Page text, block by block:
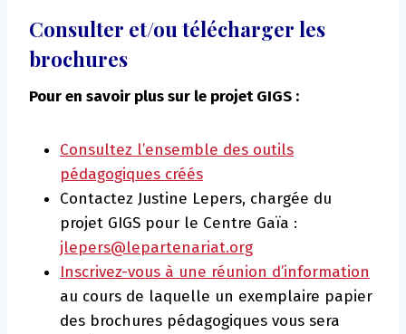
Consulter et/ou télécharger les
brochures
Pour en savoir plus sur le projet GIGS :
Consultez l’ensemble des outils
pédagogiques créés
Contactez Justine Lepers, chargée du
projet GIGS pour le Centre Gaïa :
jlepers@lepartenariat.org
Inscrivez-vous à une réunion d’information
au cours de laquelle un exemplaire papier
des brochures pédagogiques vous sera